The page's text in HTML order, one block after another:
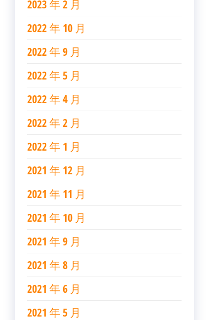
2023 年 2 月
2022 年 10 月
2022 年 9 月
2022 年 5 月
2022 年 4 月
2022 年 2 月
2022 年 1 月
2021 年 12 月
2021 年 11 月
2021 年 10 月
2021 年 9 月
2021 年 8 月
2021 年 6 月
2021 年 5 月